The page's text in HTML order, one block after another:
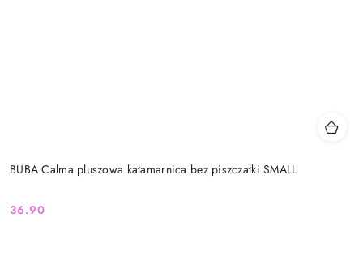
BUBA Calma pluszowa kałamarnica bez piszczałki SMALL
Cena:
36.90